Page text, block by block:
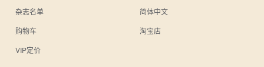
杂志名单
购物车
VIP定价
简体中文
淘宝店